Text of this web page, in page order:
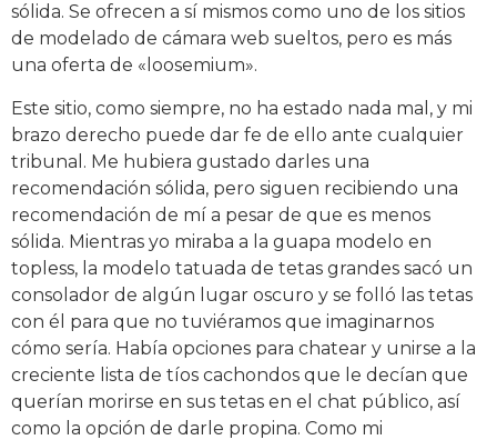
sólida. Se ofrecen a sí mismos como uno de los sitios
de modelado de cámara web sueltos, pero es más
una oferta de «loosemium».
Este sitio, como siempre, no ha estado nada mal, y mi
brazo derecho puede dar fe de ello ante cualquier
tribunal. Me hubiera gustado darles una
recomendación sólida, pero siguen recibiendo una
recomendación de mí a pesar de que es menos
sólida. Mientras yo miraba a la guapa modelo en
topless, la modelo tatuada de tetas grandes sacó un
consolador de algún lugar oscuro y se folló las tetas
con él para que no tuviéramos que imaginarnos
cómo sería. Había opciones para chatear y unirse a la
creciente lista de tíos cachondos que le decían que
querían morirse en sus tetas en el chat público, así
como la opción de darle propina. Como mi